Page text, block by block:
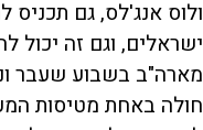
ולוס אנג'לס, גם
ישראלים, וגם זה יכול
מארה"ב בשבוע שעבר
חולה באחת מטיסות